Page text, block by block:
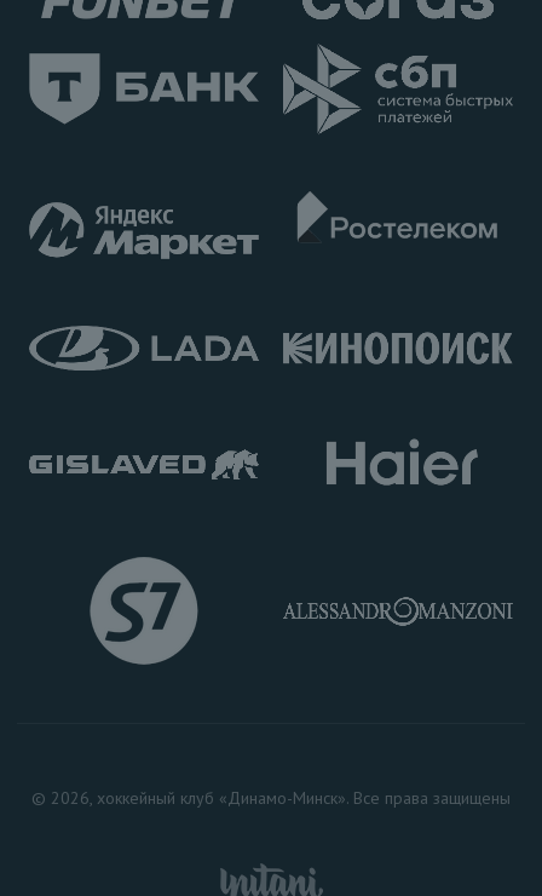
© 2026, хоккейный клуб «Динамо-Минск». Все права защищены